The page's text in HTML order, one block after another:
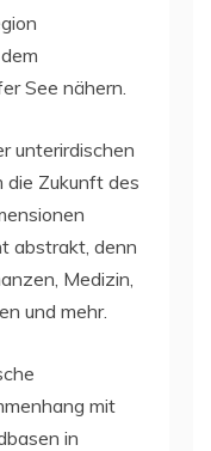
See nähern.
unterirdischen
die Zukunft des
abstrakt, denn
Medizin,
und mehr.
mit
in